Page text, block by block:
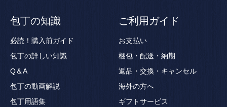
包丁の知識
必読！購入前ガイド
包丁の詳しい知識
Q＆A
包丁の動画解説
包丁用語集
ご利用ガイド
お支払い
梱包・配送・納期
返品・交換・キャンセル
海外の方へ
ギフトサービス